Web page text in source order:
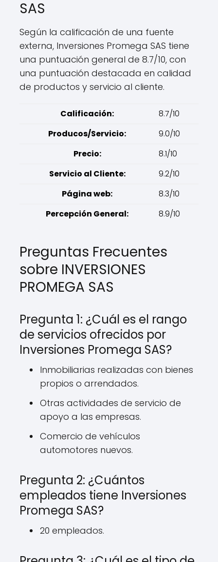
SAS
Según la calificación de una fuente
externa, Inversiones Promega SAS tiene
una puntuación general de 8.7/10, con
una puntuación destacada en calidad
de productos y servicio al cliente.
Calificación:
8.7/10
Producos/Servicio:
9.0/10
Precio:
8.1/10
Servicio al Cliente:
9.2/10
Página web:
8.3/10
Percepción General:
8.9/10
Preguntas Frecuentes
sobre INVERSIONES
PROMEGA SAS
Pregunta 1: ¿Cuál es el rango
de servicios ofrecidos por
Inversiones Promega SAS?
Inmobiliarias realizadas con bienes
propios o arrendados.
Otras actividades de servicio de
apoyo a las empresas.
Comercio de vehículos
automotores nuevos.
Pregunta 2: ¿Cuántos
empleados tiene Inversiones
Promega SAS?
20 empleados.